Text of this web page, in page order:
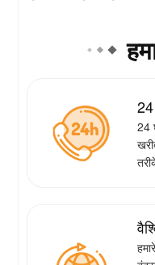
24